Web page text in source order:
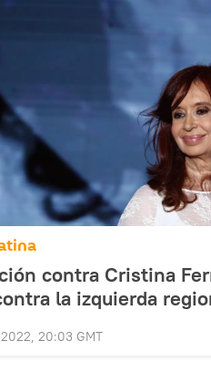
contra Cristina
la izquierda
20:03 GMT